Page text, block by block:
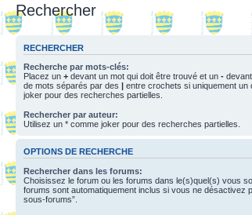
Rechercher
RECHERCHER
Recherche par mots-clés:
Placez un + devant un mot qui doit être trouvé et un -
de mots séparés par des | entre crochets si uniquement
joker pour des recherches partielles.
Rechercher par auteur:
Utilisez un * comme joker pour des recherches partielles.
OPTIONS DE RECHERCHE
Rechercher dans les forums:
Choisissez le forum ou les forums dans le(s)quel(s) vous
forums sont automatiquement inclus si vous ne désactivez
sous-forums”.